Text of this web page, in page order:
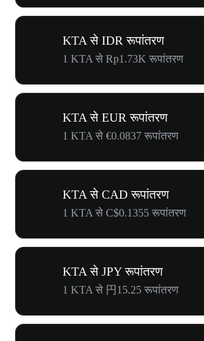
KTA से IDR रूपांतरण
1 KTA से Rp1.73K रूपांतरण
KTA से EUR रूपांतरण
1 KTA से €0.0837 रूपांतरण
KTA से CAD रूपांतरण
1 KTA से C$0.1355 रूपांतरण
KTA से JPY रूपांतरण
1 KTA से 円15.25 रूपांतरण